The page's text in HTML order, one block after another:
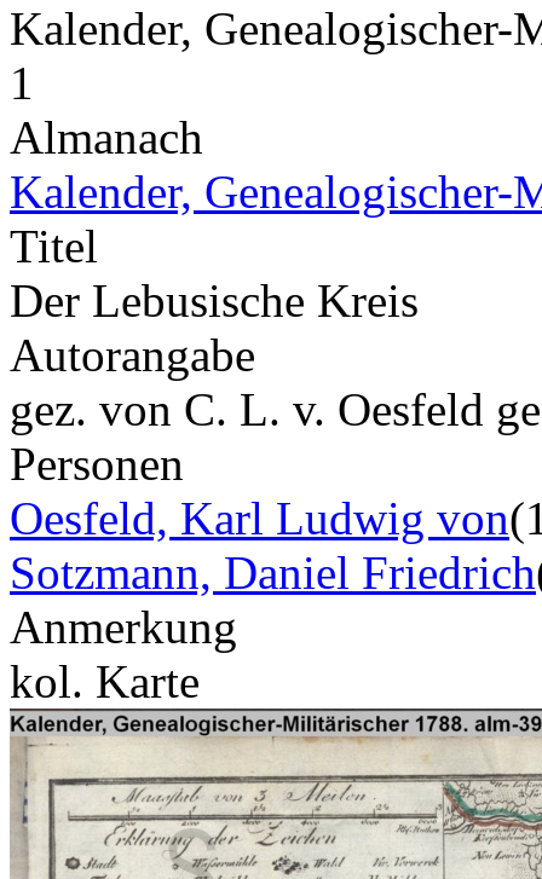
Kalender,
1
Almanach
Kalender,
Titel
Der Lebusische Kreis
Autorangabe
gez. von C. L. v. Oesfeld
Personen
Oesfeld, Karl Ludwig von
Sotzmann, Daniel Friedrich
Anmerkung
kol. Karte